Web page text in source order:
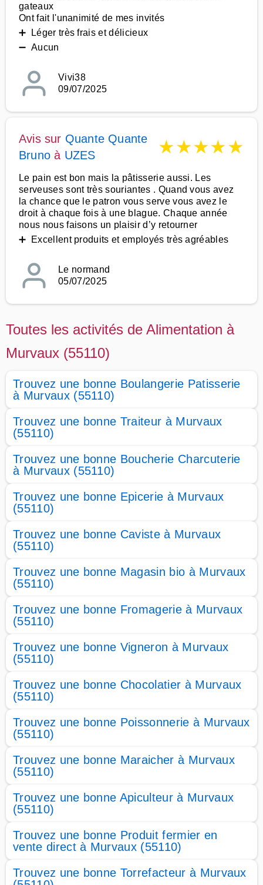
gateaux
Ont fait l'unanimité de mes invités
➕ Léger très frais et délicieux
➖ Aucun
Vivi38
09/07/2025
Avis sur Quante Quante
Bruno à UZES ★★★★★
Le pain est bon mais la pâtisserie aussi. Les
serveuses sont très souriantes . Quand vous avez
la chance que le patron vous serve vous avez le
droit à chaque fois à une blague. Chaque année
nous nous faisons un plaisir d’y retourner
➕ Excellent produits et employés très agréables
Le normand
05/07/2025
Toutes les activités de Alimentation à
Murvaux (55110)
Trouvez une bonne Boulangerie Patisserie
à Murvaux (55110)
Trouvez une bonne Traiteur à Murvaux
(55110)
Trouvez une bonne Boucherie Charcuterie
à Murvaux (55110)
Trouvez une bonne Epicerie à Murvaux
(55110)
Trouvez une bonne Caviste à Murvaux
(55110)
Trouvez une bonne Magasin bio à Murvaux
(55110)
Trouvez une bonne Fromagerie à Murvaux
(55110)
Trouvez une bonne Vigneron à Murvaux
(55110)
Trouvez une bonne Chocolatier à Murvaux
(55110)
Trouvez une bonne Poissonnerie à Murvaux
(55110)
Trouvez une bonne Maraicher à Murvaux
(55110)
Trouvez une bonne Apiculteur à Murvaux
(55110)
Trouvez une bonne Produit fermier en
vente direct à Murvaux (55110)
Trouvez une bonne Torrefacteur à Murvaux